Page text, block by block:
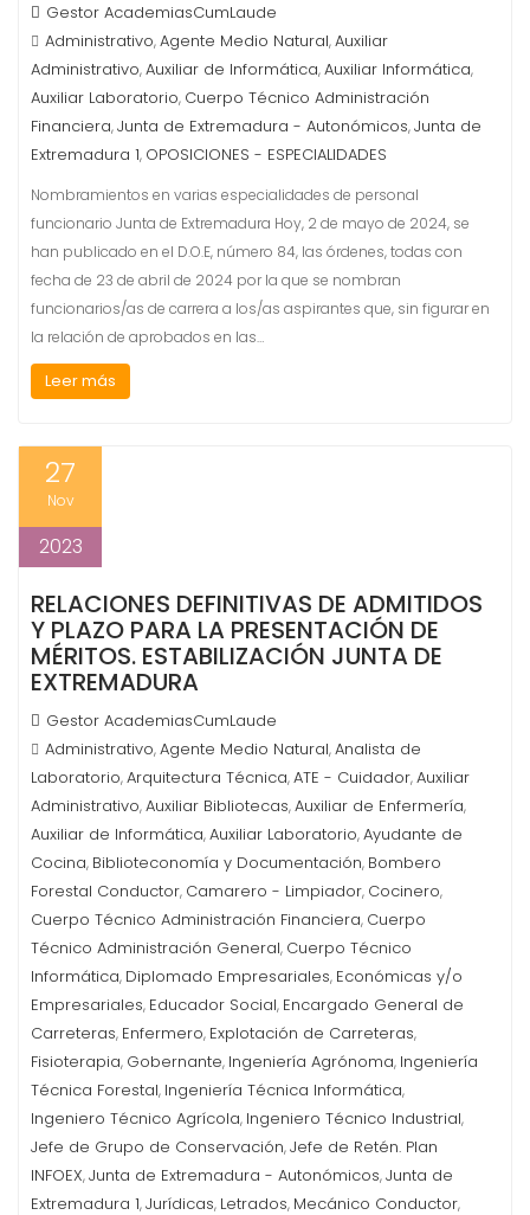
Gestor AcademiasCumLaude
Administrativo,Agente Medio Natural,Auxiliar
Administrativo,Auxiliar de Informática,Auxiliar Informática,
Auxiliar Laboratorio, Cuerpo Técnico Administración
Financiera,Junta de Extremadura - Autonómicos,Junta de
Extremadura 1, OPOSICIONES - ESPECIALIDADES
Nombramientos en varias especialidades de personal
funcionario Junta de Extremadura Hoy, 2 de mayo de 2024, se
han publicado en el D.O.E, número 84, las órdenes, todas con
fecha de 23 de abril de 2024 por la que se nombran
funcionarios/as de carrera a los/as aspirantes que, sin figurar en
la relación de aprobados en las…
Leer más
27
Nov
2023
RELACIONES DEFINITIVAS DE ADMITIDOS
Y PLAZO PARA LA PRESENTACIÓN DE
MÉRITOS. ESTABILIZACIÓN JUNTA DE
EXTREMADURA
Gestor AcademiasCumLaude
Administrativo,Agente Medio Natural,Analista de
Laboratorio,Arquitectura Técnica,ATE - Cuidador,Auxiliar
Administrativo,Auxiliar Bibliotecas,Auxiliar de Enfermería,
Auxiliar de Informática,Auxiliar Laboratorio,Ayudante de
Cocina, Biblioteconomía y Documentación, Bombero
Forestal Conductor, Camarero - Limpiador, Cocinero,
Cuerpo Técnico Administración Financiera, Cuerpo
Técnico Administración General, Cuerpo Técnico
Informática, Diplomado Empresariales, Económicas y/o
Empresariales, Educador Social, Encargado General de
Carreteras, Enfermero, Explotación de Carreteras,
Fisioterapia, Gobernante, Ingeniería Agrónoma, Ingeniería
Técnica Forestal, Ingeniería Técnica Informática,
Ingeniero Técnico Agrícola, Ingeniero Técnico Industrial,
Jefe de Grupo de Conservación,Jefe de Retén. Plan
INFOEX,Junta de Extremadura - Autonómicos,Junta de
Extremadura 1,Jurídicas, Letrados, Mecánico Conductor,